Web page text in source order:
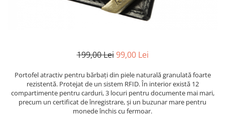
199,00 Lei 99,00 Lei
Portofel atractiv pentru bărbați din piele naturală granulată foarte
rezistentă. Protejat de un sistem RFID. În interior există 12
compartimente pentru carduri, 3 locuri pentru documente mai mari,
precum un certificat de înregistrare, și un buzunar mare pentru
monede închis cu fermoar.